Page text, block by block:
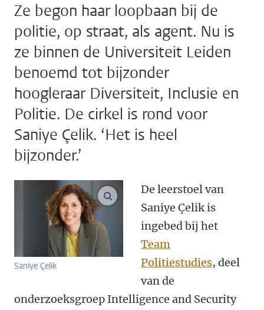
Ze begon haar loopbaan bij de
politie, op straat, als agent. Nu is
ze binnen de Universiteit Leiden
benoemd tot bijzonder
hoogleraar Diversiteit, Inclusie en
Politie. De cirkel is rond voor
Saniye Çelik. ‘Het is heel
bijzonder.’
Saniye Çelik
vergroot afbeeldingen
De leerstoel van
Saniye Çelik is
ingebed bij het
Team
Politiestudies, deel
van de
onderzoeksgroep Intelligence and Security